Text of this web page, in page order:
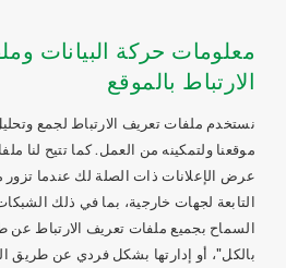
معلومات حركة البيانات
الارتباط بالموقع
نستخدم ملفات تعريف الارتباط لجمع
موقعنا ولتمكينه من العمل. كما تتيح لنا
عرض الإعلانات ذات الصلة لك عندما تزور
التابعة لجهات خارجية، بما في ذلك
السماح بجميع ملفات تعريف الارتباط
بالكل"، أو إدارتها بشكل فردي عن طريق